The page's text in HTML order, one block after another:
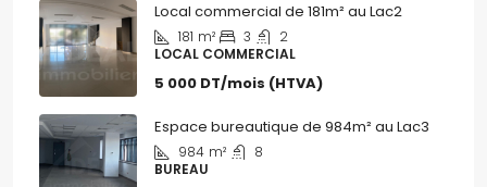
Local commercial de 181m² au Lac2
181 m² 3
2
LOCAL COMMERCIAL
5 000 DT/mois (HTVA)
Espace bureautique de 984m² au Lac3
984 m²
8
BUREAU